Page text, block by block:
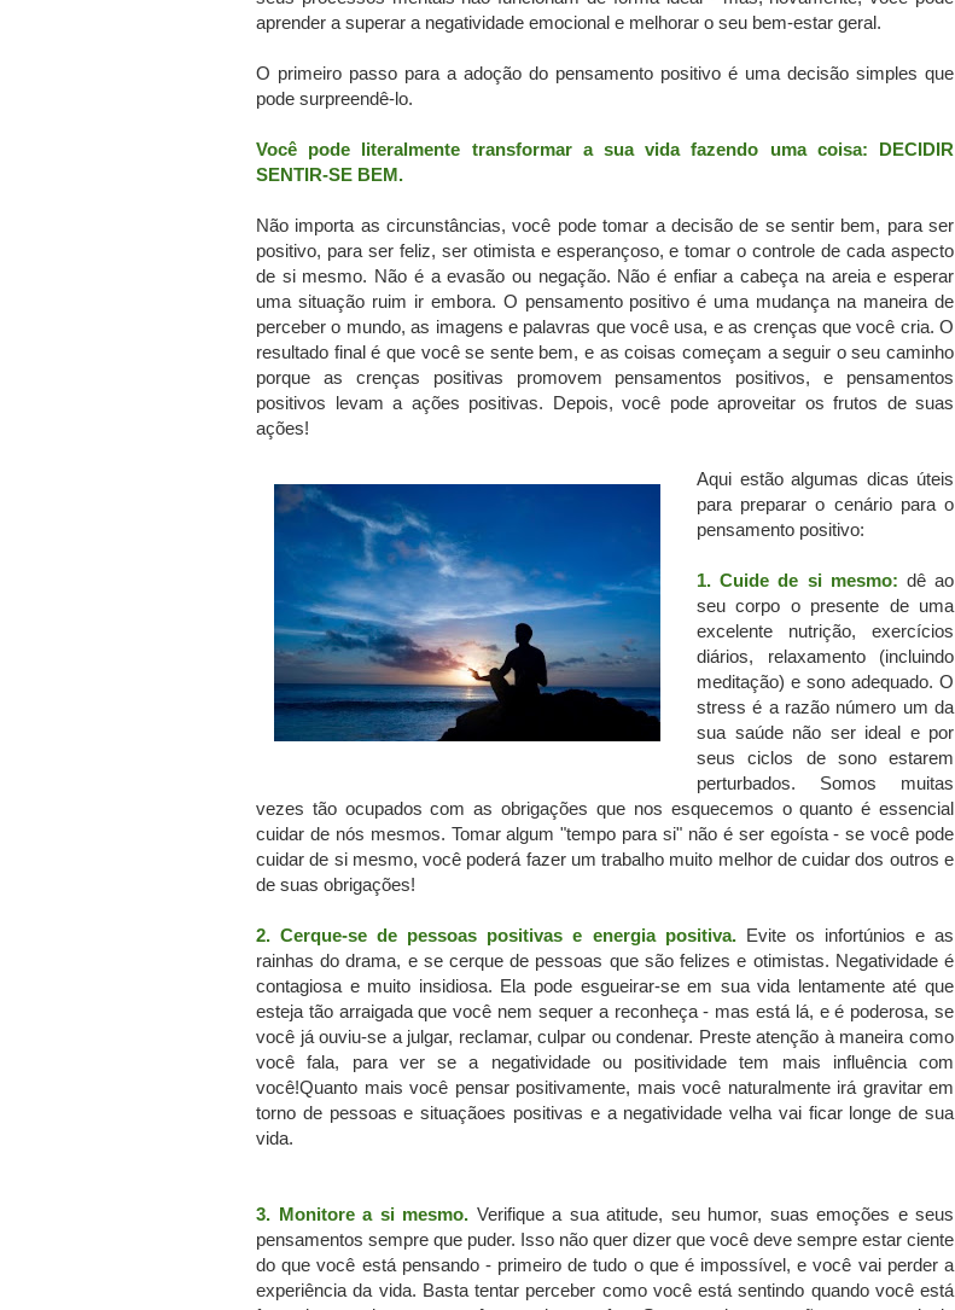
aprender a superar a negatividade emocional e melhorar o seu bem-estar geral.
O primeiro passo para a adoção do pensamento positivo é uma decisão simples que
pode surpreendê-lo.
Você pode literalmente transformar a sua vida fazendo uma coisa: DECIDIR
SENTIR-SE BEM.
Não importa as circunstâncias, você pode tomar a decisão de se sentir bem, para ser
positivo, para ser feliz, ser otimista e esperançoso, e tomar o controle de cada aspecto
de si mesmo. Não é a evasão ou negação. Não é enfiar a cabeça na areia e esperar
uma situação ruim ir embora. O pensamento positivo é uma mudança na maneira de
perceber o mundo, as imagens e palavras que você usa, e as crenças que você cria. O
resultado final é que você se sente bem, e as coisas começam a seguir o seu caminho
porque as crenças positivas promovem pensamentos positivos, e pensamentos
positivos levam a ações positivas. Depois, você pode aproveitar os frutos de suas
ações!
Aqui estão algumas dicas úteis
para preparar o cenário para o
pensamento positivo:
1.Cuide de si mesmo: dê ao
seu corpo o presente de uma
excelente nutrição, exercícios
diários, relaxamento (incluindo
meditação) e sono adequado. O
stress é a razão número um da
sua saúde não ser ideal e por
seus ciclos de sono estarem
perturbados. Somos muitas
vezes tão ocupados com as obrigações que nos esquecemos o quanto é essencial
cuidar de nós mesmos. Tomar algum "tempo para si" não é ser egoísta - se você pode
cuidar de si mesmo, você poderá fazer um trabalho muito melhor de cuidar dos outros e
de suas obrigações!
2.Cerque-se de pessoas positivas e energia positiva. Evite os infortúnios e as
rainhas do drama, e se cerque de pessoas que são felizes e otimistas. Negatividade é
contagiosa e muito insidiosa. Ela pode esgueirar-se em sua vida lentamente até que
esteja tão arraigada que você nem sequer a reconheça - mas está lá, e é poderosa, se
você já ouviu-se a julgar, reclamar, culpar ou condenar. Preste atenção à maneira como
você fala, para ver se a negatividade ou positividade tem mais influência com
você!Quanto mais você pensar positivamente, mais você naturalmente irá gravitar em
torno de pessoas e situaçãoes positivas e a negatividade velha vai ficar longe de sua
vida.
3. Monitore a si mesmo. Verifique a sua atitude, seu humor, suas emoções e seus
pensamentos sempre que puder. Isso não quer dizer que você deve sempre estar ciente
do que você está pensando - primeiro de tudo o que é impossível, e você vai perder a
experiência da vida. Basta tentar perceber como você está sentindo quando você está